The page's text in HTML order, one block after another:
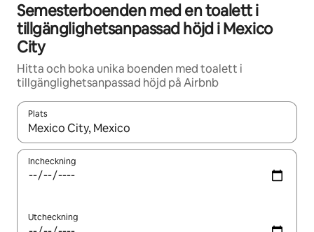
Semesterboenden med en toalett i
tillgänglighetsanpassad höjd i Mexico
City
Hitta och boka unika boenden med toalett i
tillgänglighetsanpassad höjd på Airbnb
Plats
När resultaten är tillgängliga kan du navigera med upp- och
Incheckning
Utcheckning